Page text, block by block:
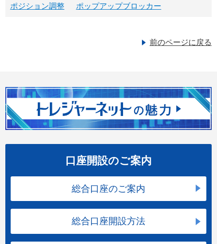
ポジション調整 ポップアップブロッカー
前のページに戻る
口座開設のご案内
総合口座のご案内
総合口座開設方法